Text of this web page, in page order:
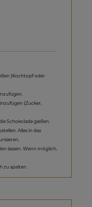
(Kochtopf oder
(Zucker,
Schokolade gießen.
Alles in das
lassen. Wenn möglich,
zu spalten.